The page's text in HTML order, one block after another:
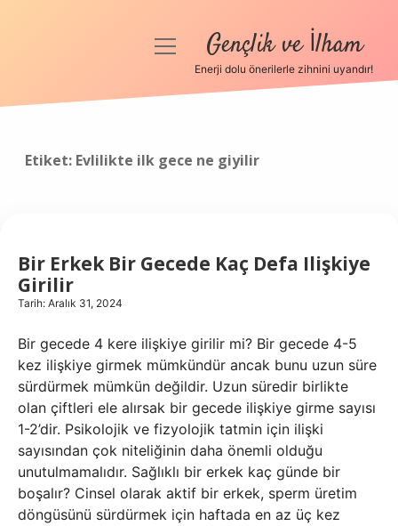
Anasayfa
menüyüGençlik ve İlham
Enerji dolu önerilerle zihnini uyandır!
Etiket: Evlilikte ilk gece ne giyilir
Bir Erkek Bir Gecede Kaç Defa Ilişkiye
Girilir
Tarih: Aralık 31, 2024
Bir gecede 4 kere ilişkiye girilir mi? Bir gecede 4-5
kez ilişkiye girmek mümkündür ancak bunu uzun süre
sürdürmek mümkün değildir. Uzun süredir birlikte
olan çiftleri ele alırsak bir gecede ilişkiye girme sayısı
1-2’dir. Psikolojik ve fizyolojik tatmin için ilişki
sayısından çok niteliğinin daha önemli olduğu
unutulmamalıdır. Sağlıklı bir erkek kaç günde bir
boşalır? Cinsel olarak aktif bir erkek, sperm üretim
döngüsünü sürdürmek için haftada en az üç kez